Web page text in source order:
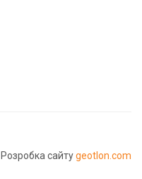
Розробка сайтуgeotlon.com